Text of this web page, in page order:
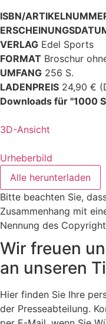
ISBN/
VERLAG Edel Sports
FORMAT Broschur
UMFANG 256 S.
LADENPREIS 24,90 €
Downloads für "1000
3D-Ansicht
Urheberbild
Alle herunterladen
Bitte beachten Sie,
Zusammenhang mit
Nennung des
Wir freuen
an unseren
Hier finden Sie Ihre
der Presseabteilung.